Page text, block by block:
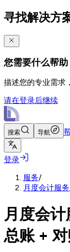
寻找解决方
您需要什么帮助
描述您的专业需求
请在登录后继续
搜索 导航
登录
服务/
月度会计服
月度会
总账 + 对